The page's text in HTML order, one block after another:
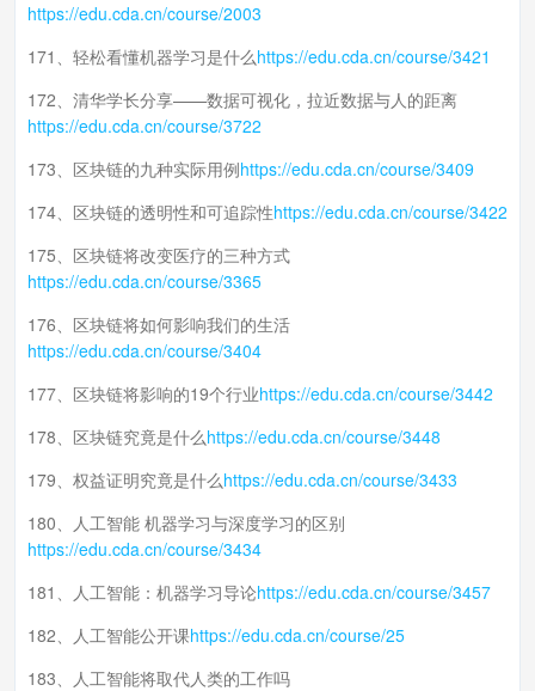
https://edu.cda.cn/course/2003
171、轻松看懂机器学习是什么https://edu.cda.cn/course/3421
172、清华学长分享——数据可视化，拉近数据与人的距离
https://edu.cda.cn/course/3722
173、区块链的九种实际用例https://edu.cda.cn/course/3409
174、区块链的透明性和可追踪性https://edu.cda.cn/course/3422
175、区块链将改变医疗的三种方式
https://edu.cda.cn/course/3365
176、区块链将如何影响我们的生活
https://edu.cda.cn/course/3404
177、区块链将影响的19个行业https://edu.cda.cn/course/3442
178、区块链究竟是什么https://edu.cda.cn/course/3448
179、权益证明究竟是什么https://edu.cda.cn/course/3433
180、人工智能 机器学习与深度学习的区别
https://edu.cda.cn/course/3434
181、人工智能：机器学习导论https://edu.cda.cn/course/3457
182、人工智能公开课https://edu.cda.cn/course/25
183、人工智能将取代人类的工作吗